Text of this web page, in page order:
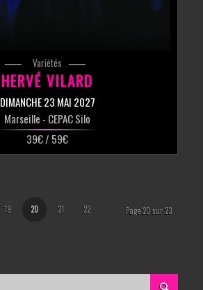
Variétés
HERVÉ VILARD
DIMANCHE 23 MAI 2027
Marseille - CEPAC Silo
39€ / 59€
Page 20 sur 23
19 20 21 22